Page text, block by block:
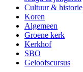
Cultuur & historie
Koren
Algemeen
Groene kerk
Kerkhof
SBO
Geloofscursus